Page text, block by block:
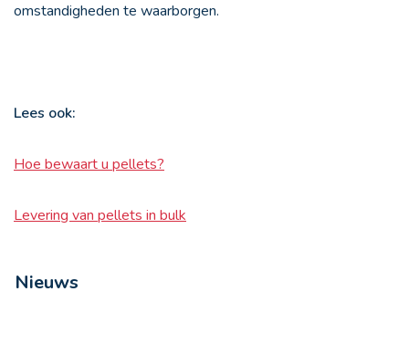
omstandigheden te waarborgen.
Lees ook:
Hoe bewaart u pellets?
Levering van pellets in bulk
Nieuws